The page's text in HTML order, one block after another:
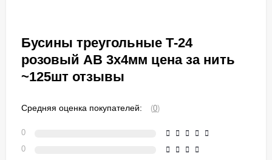
Бусины треугольные Т-24
розовый АВ 3х4мм цена за нить
~125шт отзывы
Средняя оценка покупателей: (0)
0
0